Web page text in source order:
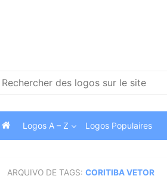
Search
Logos A – Z Logos Populaires
ARQUIVO DE TAGS: CORITIBA VETOR